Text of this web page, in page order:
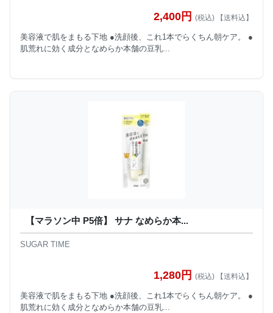
2,400円 (税込) 【送料込】
美容液で肌をまもる下地 ●洗顔後、これ1本でらくちん朝ケア。 ●
肌荒れに効く成分となめらか本舗の豆乳...
【マラソン中 P5倍】 サナ なめらか本...
SUGAR TIME
1,280円 (税込) 【送料込】
美容液で肌をまもる下地 ●洗顔後、これ1本でらくちん朝ケア。 ●
肌荒れに効く成分となめらか本舗の豆乳...